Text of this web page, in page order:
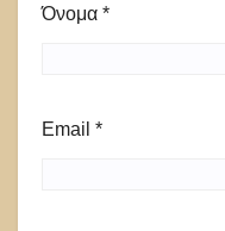
Όνομα *
Email *